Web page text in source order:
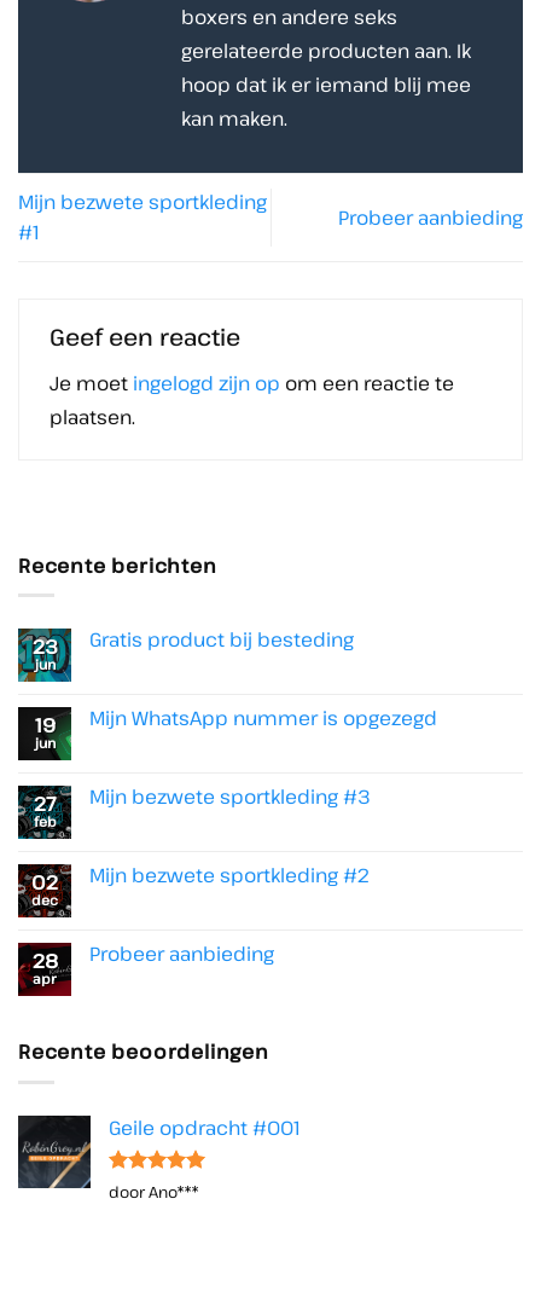
boxers en andere seks
gerelateerde producten aan. Ik
hoop dat ik er iemand blij mee
kan maken.
Mijn bezwete sportkleding
#1
Probeer aanbieding
Geef een reactie
Je moet ingelogd zijn op om een reactie te
plaatsen.
Recente berichten
23
jun
Gratis product bij besteding
Gratis
product
19
jun
Mijn WhatsApp nummer is opgezegd
Mijn
WhatsApp
27
feb
Mijn bezwete sportkleding #3
Mijn
bezwete
02
dec
Mijn bezwete sportkleding #2
Mijn
bezwete
28
apr
Probeer aanbieding
aanbieding
Recente beoordelingen
Geile opdracht #001
Waardering
door Ano***